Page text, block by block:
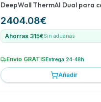
DeepWall ThermAI Dual para
2404.08€
Ahorras 315€Sin aduanas
Envío GRATISEntrega 24-48h
Añadir